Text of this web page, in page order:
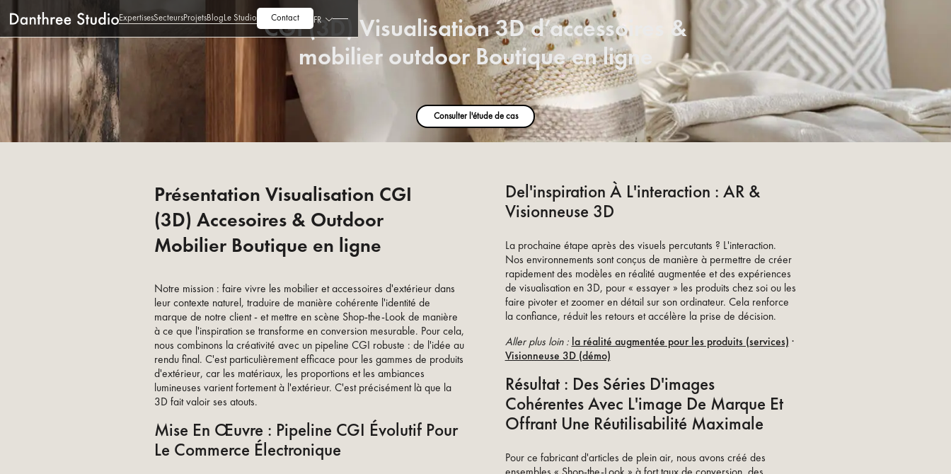
ExpertisesSecteursProjetsBlogLe Studio Contact FR
CGI (3D) Visualisation 3D d’accessoires &
mobilier outdoor Boutique en ligne
Consulter l'étude de cas
Présentation Visualisation CGI
(3D) Accesoires & Outdoor
Mobilier Boutique en ligne
Notre mission : faire vivre les mobilier et accessoires d'extérieur dans
leur contexte naturel, traduire de manière cohérente l'identité de
marque de notre client - et mettre en scène Shop-the-Look de manière
à ce que l'inspiration se transforme en conversion mesurable. Pour cela,
nous combinons la créativité avec un pipeline CGI robuste : de l'idée au
rendu final. C'est particulièrement efficace pour les gammes de produits
d'extérieur, car les matériaux, les proportions et les ambiances
lumineuses varient fortement à l'extérieur. C'est précisément là que la
3D fait valoir ses atouts.
Mise En Œuvre : Pipeline CGI Évolutif Pour
Le Commerce Électronique
‍DeL'inspiration À L'interaction : AR &
Visionneuse 3D
La prochaine étape après des visuels percutants ? L'interaction.
Nos environnements sont conçus de manière à permettre de créer
rapidement des modèles en réalité augmentée et des expériences
de visualisation en 3D, pour « essayer » les produits chez soi ou les
faire pivoter et zoomer en détail sur son ordinateur. Cela renforce
la confiance, réduit les retours et accélère la prise de décision.
Aller plus loin : la réalité augmentée pour les produits (services) ·
Visionneuse 3D (démo)
Résultat : Des Séries D'images
Cohérentes Avec L'image De Marque Et
Offrant Une Réutilisabilité Maximale
Pour ce fabricant d'articles de plein air, nous avons créé des